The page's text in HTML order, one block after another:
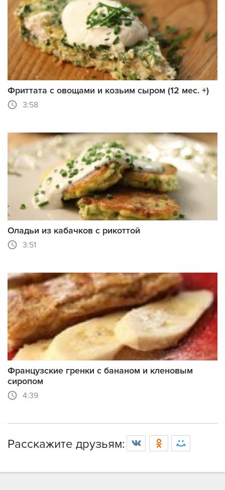
Фриттата с овощами и козьим сыром (12 мес. +)
3:58
Оладьи из кабачков с рикоттой
3:51
Французские гренки с бананом и кленовым
сиропом
4:39
Расскажите друзьям: